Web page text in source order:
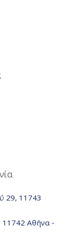
29, 11743
11742 Αθήνα -